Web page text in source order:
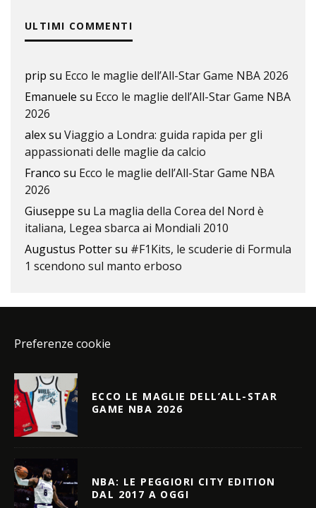
ULTIMI COMMENTI
prip su Ecco le maglie dell’All-Star Game NBA 2026
Emanuele su Ecco le maglie dell’All-Star Game NBA
2026
alexsu Viaggio a Londra: guida rapida per gli
appassionati delle maglie da calcio
Franco su Ecco le maglie dell’All-Star Game NBA
2026
Giuseppe su La maglia della Corea del Nord è
italiana, Legea sbarca ai Mondiali 2010
Augustus Pottersu #F1Kits, le scuderie di Formula
1 scendono sul manto erboso
Preferenze cookie
ECCO LE MAGLIE DELL’ALL-STAR
GAME NBA 2026
NBA: LE PEGGIORI CITY EDITION
DAL 2017 A OGGI